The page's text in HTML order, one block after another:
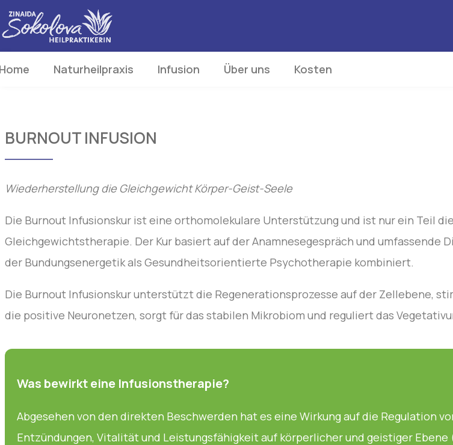
Naturheilpraxis Infusion Über uns Kosten
BURNOUT INFUSION
Wiederherstellung die Gleichgewicht Körper-Geist-Seele
Die Burnout Infusionskur ist eine orthomolekulare Unterstützung und ist nur ein Teil die
Gleichgewichtstherapie. Der Kur basiert auf der Anamnesegespräch und umfassende
der Bundungsenergetik als Gesundheitsorientierte Psychotherapie kombiniert.
Die Burnout Infusionskur unterstützt die Regenerationsprozesse auf der Zellebene,
die positive Neuronetzen, sorgt für das stabilen Mikrobiom und reguliert das
Was bewirkt eine Infusionstherapie?
Abgesehen von den direkten Beschwerden hat es eine Wirkung auf die Regulation
Entzündungen, Vitalität und Leistungsfähigkeit auf körperlicher und geistiger Ebene